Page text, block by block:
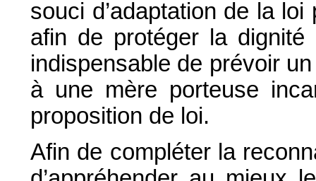
souci d’adaptation de la
afin de protéger la
indispensable de prévoir
à une mère porteuse
proposition de loi.
Afin de compléter la